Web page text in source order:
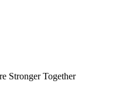
Stronger Together